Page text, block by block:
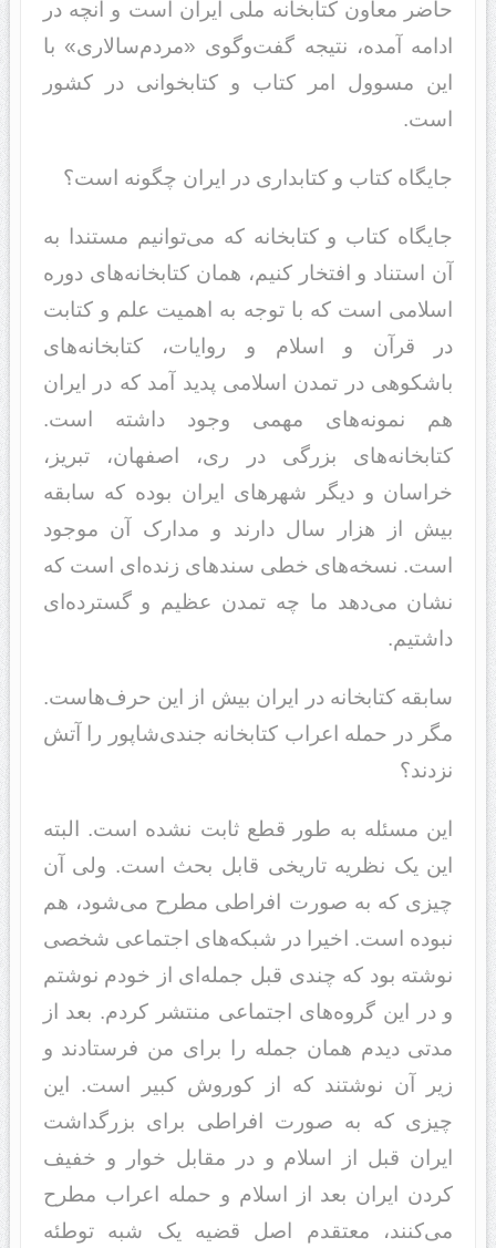
حاضر معاون کتابخانه ملی ایران است و آنچه در
ادامه آمده، نتیجه گفت‌وگوی «مردم‌سالاری» با
این مسوول امر کتاب و کتابخوانی در کشور
است.
جایگاه کتاب و کتابداری در ایران چگونه است؟
جایگاه کتاب و کتابخانه که می‌توانیم مستندا به
آن استناد و افتخار کنیم، همان کتابخانه‌های دوره
اسلامی ‌است که با توجه به اهمیت علم و کتابت
در قرآن و اسلام و روایات، کتابخانه‌های
باشکوهی در تمدن اسلامی‌ پدید آمد که در ایران
هم نمونه‌های مهمی‌ وجود داشته است.
کتابخانه‌های بزرگی در ری، اصفهان، تبریز،
خراسان و دیگر شهرهای ایران بوده که سابقه
بیش از هزار سال دارند و مدارک آن موجود
است. نسخه‌های خطی سندهای زنده‌ای است که
نشان می‌دهد ما چه تمدن عظیم و گسترده‌ای
داشتیم.
سابقه کتابخانه در ایران بیش از این حرف‌هاست.
مگر در حمله اعراب کتابخانه جندی‌شاپور را آتش
نزدند؟
این مسئله به طور قطع ثابت نشده است. البته
این یک نظریه تاریخی قابل بحث است. ولی آن
چیزی که به صورت افراطی مطرح می‌شود، هم
نبوده است. اخیرا در شبکه‌های اجتماعی شخصی
نوشته بود که چندی قبل جمله‌ای از خودم نوشتم
و در این گروه‌های اجتماعی منتشر کردم. بعد از
مدتی دیدم همان جمله را برای من فرستادند و
زیر آن نوشتند که از کوروش کبیر است. این
چیزی که به صورت افراطی برای بزرگداشت
ایران قبل از اسلام و در مقابل خوار و خفیف
کردن ایران بعد از اسلام و حمله اعراب مطرح
می‌کنند، معتقدم اصل قضیه یک شبه توطئه